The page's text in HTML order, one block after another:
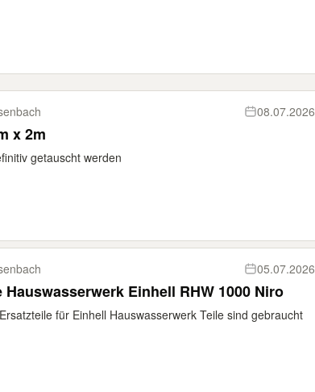
08.07.2026
x 2m
getauscht werden
05.07.2026
Hauswasserwerk Einhell RHW 1000 Niro
für Einhell Hauswasserwerk Teile sind gebraucht